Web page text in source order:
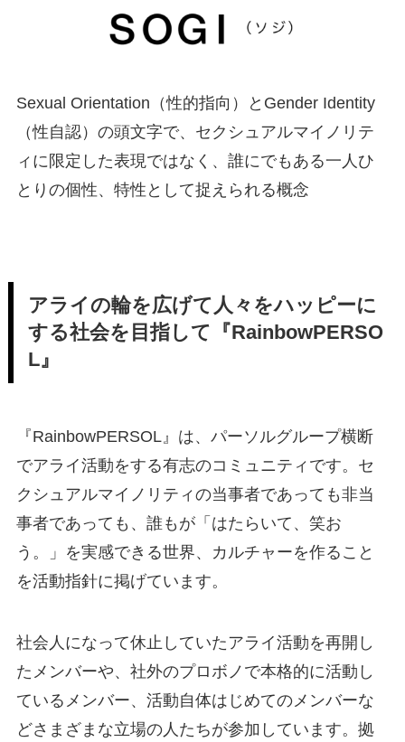
Sexual Orientation（性的指向）とGender Identity
（性自認）の頭文字で、セクシュアルマイノリテ
ィに限定した表現ではなく、誰にでもある一人ひ
とりの個性、特性として捉えられる概念
アライの輪を広げて人々をハッピーに
する社会を目指して『RainbowPERSO
L』
『RainbowPERSOL』は、パーソルグループ横断
でアライ活動をする有志のコミュニティです。セ
クシュアルマイノリティの当事者であっても非当
事者であっても、誰もが「はたらいて、笑お
う。」を実感できる世界、カルチャーを作ること
を活動指針に掲げています。
社会人になって休止していたアライ活動を再開し
たメンバーや、社外のプロボノで本格的に活動し
ているメンバー、活動自体はじめてのメンバーな
どさまざまな立場の人たちが参加しています。拠